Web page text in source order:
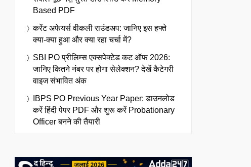
Based PDF
करेंट अफेयर्स वीकली राउंडअप: जानिए इस हफ्ते
क्या-क्या हुआ और क्या रहा चर्चा में?
SBI PO प्रीलिम्स एक्सपेक्टेड कट ऑफ 2026:
जानिए कितने नंबर पर होगा सेलेक्शन? देखें कैटेगरी
वाइज संभावित अंक
IBPS PO Previous Year Paper: डाउनलोड
करें हिंदी पेपर PDF और शुरू करें Probationary
Officer बनने की तैयारी